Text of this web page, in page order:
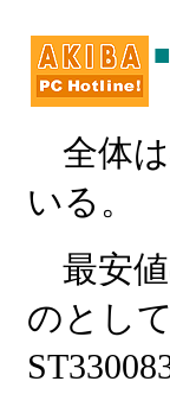
全体は
いる。
最安値
のとし